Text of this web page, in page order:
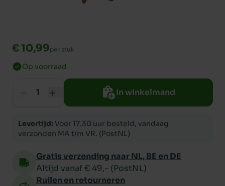
€ 10,99per stuk
Op voorraad
In winkelmand
Levertijd: Voor 17.30 uur besteld, vandaag
verzonden MA t/m VR. (PostNL)
Gratis verzending naar NL, BE en DE
Altijd vanaf € 49,- (PostNL)
Ruilen en retourneren